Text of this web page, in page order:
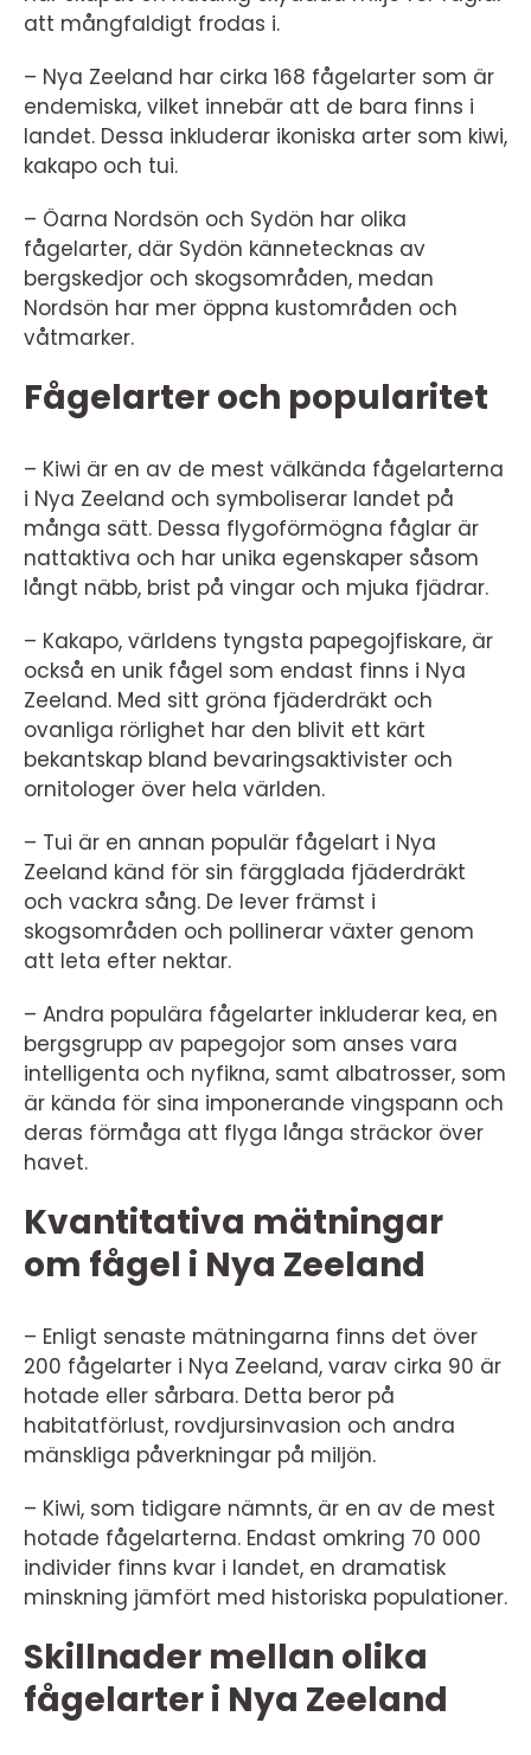
att mångfaldigt frodas i.
– Nya Zeeland har cirka 168 fågelarter som är
endemiska, vilket innebär att de bara finns i
landet. Dessa inkluderar ikoniska arter som kiwi,
kakapo och tui.
– Öarna Nordsön och Sydön har olika
fågelarter, där Sydön kännetecknas av
bergskedjor och skogsområden, medan
Nordsön har mer öppna kustområden och
våtmarker.
Fågelarter och popularitet
– Kiwi är en av de mest välkända fågelarterna
i Nya Zeeland och symboliserar landet på
många sätt. Dessa flygoförmögna fåglar är
nattaktiva och har unika egenskaper såsom
långt näbb, brist på vingar och mjuka fjädrar.
– Kakapo, världens tyngsta papegojfiskare, är
också en unik fågel som endast finns i Nya
Zeeland. Med sitt gröna fjäderdräkt och
ovanliga rörlighet har den blivit ett kärt
bekantskap bland bevaringsaktivister och
ornitologer över hela världen.
– Tui är en annan populär fågelart i Nya
Zeeland känd för sin färgglada fjäderdräkt
och vackra sång. De lever främst i
skogsområden och pollinerar växter genom
att leta efter nektar.
– Andra populära fågelarter inkluderar kea, en
bergsgrupp av papegojor som anses vara
intelligenta och nyfikna, samt albatrosser, som
är kända för sina imponerande vingspann och
deras förmåga att flyga långa sträckor över
havet.
Kvantitativa mätningar
om fågel i Nya Zeeland
– Enligt senaste mätningarna finns det över
200 fågelarter i Nya Zeeland, varav cirka 90 är
hotade eller sårbara. Detta beror på
habitatförlust, rovdjursinvasion och andra
mänskliga påverkningar på miljön.
– Kiwi, som tidigare nämnts, är en av de mest
hotade fågelarterna. Endast omkring 70 000
individer finns kvar i landet, en dramatisk
minskning jämfört med historiska populationer.
Skillnader mellan olika
fågelarter i Nya Zeeland